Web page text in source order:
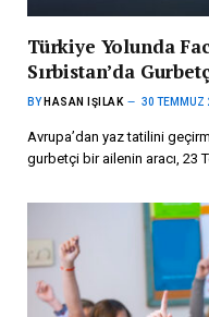
Türkiye Yolunda
Sırbistan’da
BY HASAN IŞILAK 30 TEMMUZ
Avrupa’dan yaz tatilini
gurbetçi bir ailenin aracı, 23